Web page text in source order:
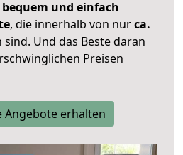
bequem und einfach
, die innerhalb von nurca.
sind. Und das Beste daran
Preisen
Angebote erhalten